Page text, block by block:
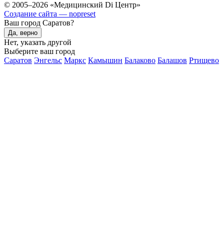
© 2005–2026 «Медицинский Di Центр»
Создание сайта — nopreset
Ваш город Саратов?
Да, верно
Нет, указать другой
Выберите ваш город
Саратов Энгельс Маркс Камышин Балаково Балашов Ртищево